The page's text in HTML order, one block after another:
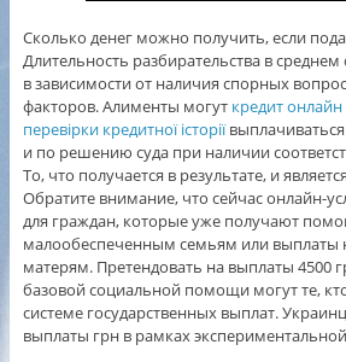
Сколько денег можно получить, если
Длительность разбирательства в среднем
в зависимости от наличия спорных
факторов. Алименты могут кредит онлайн
перевірки кредитної історії
и по решению суда при наличии
То, что получается в результате, и
Обратите внимание, что сейчас онлайн-
для граждан, которые уже получают
малообеспеченным семьям или выплаты
матерям. Претендовать на выплаты 4500
базовой социальной помощи могут те,
системе государственных выплат.
выплаты грн в рамках